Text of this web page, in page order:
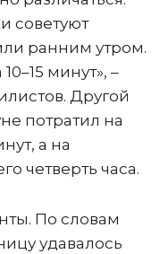
советуют
ранним утром.
минут», –
Другой
потратил на
а на
четверть часа.
По словам
удавалось